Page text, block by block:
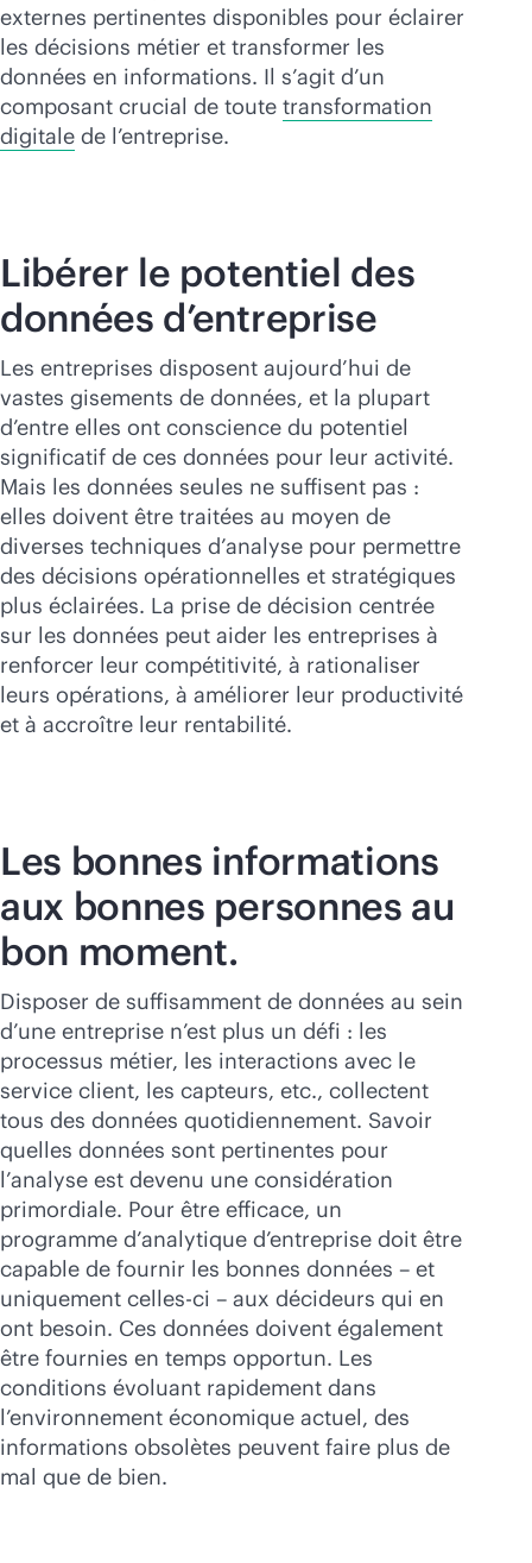
Acheter maintenant
externes pertinentes disponibles pour éclairer
les décisions métier et transformer les
données en informations. Il s’agit d’un
composant crucial de toute transformation
digitale de l’entreprise.
Libérer le potentiel des
données d’entreprise
Les entreprises disposent aujourd’hui de
vastes gisements de données, et la plupart
d’entre elles ont conscience du potentiel
significatif de ces données pour leur activité.
Mais les données seules ne suffisent pas :
elles doivent être traitées au moyen de
diverses techniques d’analyse pour permettre
des décisions opérationnelles et stratégiques
plus éclairées. La prise de décision centrée
sur les données peut aider les entreprises à
renforcer leur compétitivité, à rationaliser
leurs opérations, à améliorer leur productivité
et à accroître leur rentabilité.
Les bonnes informations
aux bonnes personnes au
bon moment.
Disposer de suffisamment de données au sein
d’une entreprise n’est plus un défi : les
processus métier, les interactions avec le
service client, les capteurs, etc., collectent
tous des données quotidiennement. Savoir
quelles données sont pertinentes pour
l’analyse est devenu une considération
primordiale. Pour être efficace, un
programme d’analytique d’entreprise doit être
capable de fournir les bonnes données – et
uniquement celles-ci – aux décideurs qui en
ont besoin. Ces données doivent également
être fournies en temps opportun. Les
conditions évoluant rapidement dans
l’environnement économique actuel, des
informations obsolètes peuvent faire plus de
mal que de bien.